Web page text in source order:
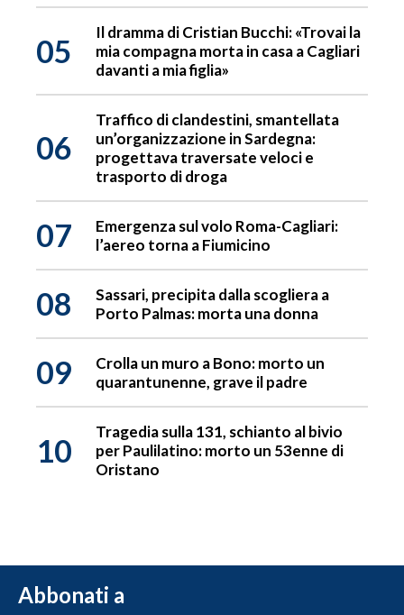
05
Il dramma di Cristian Bucchi: «Trovai la
mia compagna morta in casa a Cagliari
davanti a mia figlia»
06
Traffico di clandestini, smantellata
un’organizzazione in Sardegna:
progettava traversate veloci e
trasporto di droga
07
Emergenza sul volo Roma-Cagliari:
l’aereo torna a Fiumicino
08
Sassari, precipita dalla scogliera a
Porto Palmas: morta una donna
09
Crolla un muro a Bono: morto un
quarantunenne, grave il padre
10
Tragedia sulla 131, schianto al bivio
per Paulilatino: morto un 53enne di
Oristano
Abbonati a